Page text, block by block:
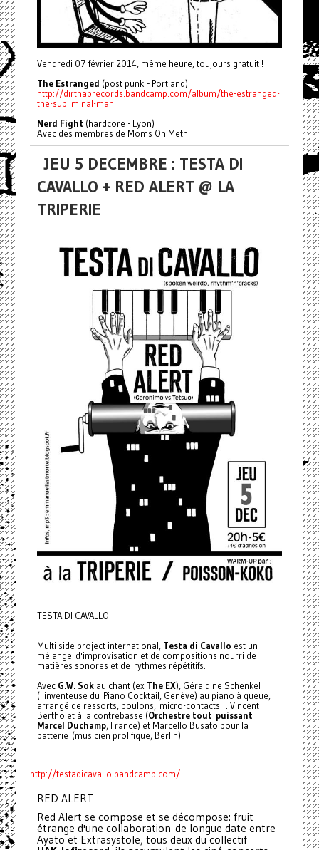
Vendredi 07 février 2014, même heure, toujours gratuit !
The Estranged (post punk - Portland)
http://dirtnaprecords.bandcamp.com/album/the-estranged-
the-subliminal-man
Nerd Fight (hardcore - Lyon)
Avec des membres de Moms On Meth.
JEU 5 DECEMBRE : TESTA DI
CAVALLO + RED ALERT @ LA
TRIPERIE
TESTA DI CAVALLO
Multi side project international, Testa di Cavallo est un
mélange d'improvisation et de compositions nourri de
matières sonores et de rythmes répétitifs.
Avec G.W. Sokau chant (ex The EX), Géraldine Schenkel
(l'inventeuse du Piano Cocktail, Genève) au piano à queue,
arrangé de ressorts, boulons, micro-contacts… Vincent
Bertholet à la contrebasse (Orchestre tout puissant
Marcel Duchamp, France) et Marcello Busato pour la
batterie (musicien prolifique, Berlin).
http://testadicavallo.bandcamp.com/
RED ALERT
Red Alert se compose et se décompose: fruit
étrange d'une collaboration de longue date entre
Ayato et Extrasystole, tous deux du collectif